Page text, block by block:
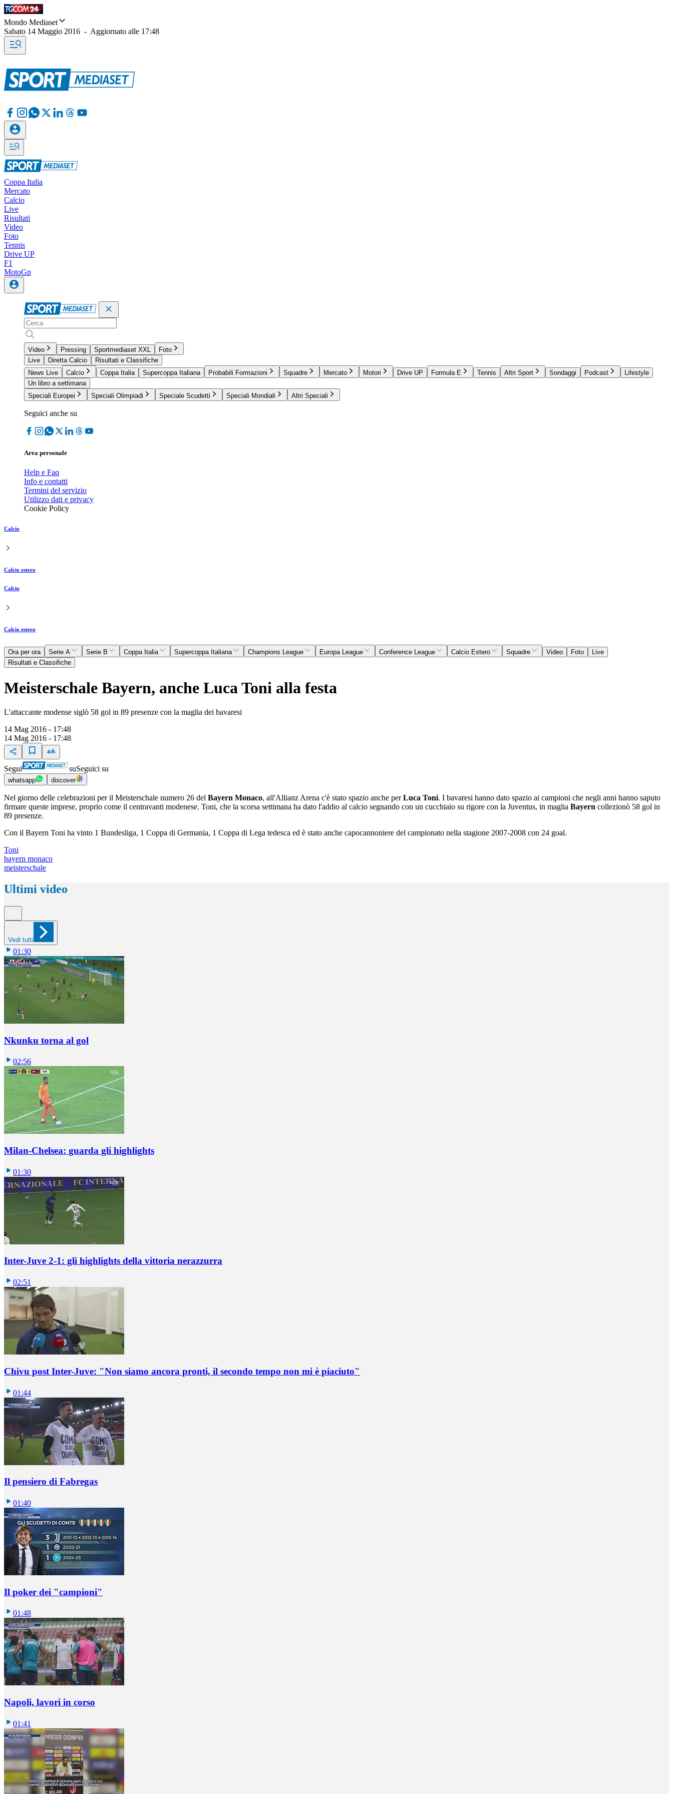
Mondo Mediaset
Sabato 14 Maggio 2016 - Aggiornato alle 17:48
Coppa Italia
Mercato
Calcio
Live
Risultati
Video
Foto
Tennis
Drive UP
F1
MotoGp
Video Pressing Sportmediaset XXL
Foto
Live
Diretta Calcio
Risultati e Classifiche
News Live
Calcio Coppa Italia Supercoppa Italiana Probabili Formazioni Squadre Mercato Motori Drive UP Formula E Tennis Altri Sport Sondaggi Podcast
Lifestyle
Un libro a settimana
Speciali Europei
Speciali Olimpiadi Speciale Scudetti Speciali Mondiali Altri Speciali
Seguici anche su
Area personale
Help e Faq
Info e contatti
Termini del servizio
Utilizzo dati e privacy
Cookie Policy
Calcio
Calcio estero
Calcio
Calcio estero
Ora per ora Serie A Serie B Coppa Italia Supercoppa Italiana Champions League Europa League Conference League Calcio Estero Squadre Video Foto
Live
Risultati e Classifiche
Meisterschale Bayern, anche Luca Toni alla festa
L'attaccante modense siglò 58 gol in 89 presenze con la maglia dei bavaresi
14 Mag 2016 - 17:48
14 Mag 2016 - 17:48
Segui suSeguici su
whatsapp discover
Nel giorno delle celebrazioni per il Meisterschale numero 26 del Bayern Monaco, all'Allianz Arena c'è stato spazio anche perLuca Toni. I bavaresi hanno dato spazio ai campioni che negli anni hanno saputo
firmare queste imprese, proprio come il centravanti modenese. Toni, che la scorsa settimana ha dato l'addio al calcio segnando con un cucchiaio su rigore con la Juventus, in maglia Bayern collezionò 58 gol in
89 presenze.
Con il Bayern Toni ha vinto 1 Bundesliga, 1 Coppa di Germania, 1 Coppa di Lega tedesca ed è stato anche capocannoniere del campionato nella stagione 2007-2008 con 24 goal.
Toni
bayern monaco
meisterschale
Ultimi video
Vedi tutti
01:30
Nkunku torna al gol
02:56
Milan-Chelsea: guarda gli highlights
01:30
Inter-Juve 2-1: gli highlights della vittoria nerazzurra
02:51
Chivu post Inter-Juve: "Non siamo ancora pronti, il secondo tempo non mi è piaciuto"
01:44
Il pensiero di Fabregas
01:40
Il poker dei "campioni"
01:48
Napoli, lavori in corso
01:41